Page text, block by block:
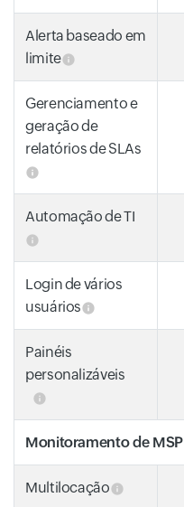
Alerta baseado em
limite
Gerenciamento e
geração de
relatórios de SLAs
Automação de TI
Login de vários
usuários
Painéis
personalizáveis
Monitoramento de MSP
Multilocação